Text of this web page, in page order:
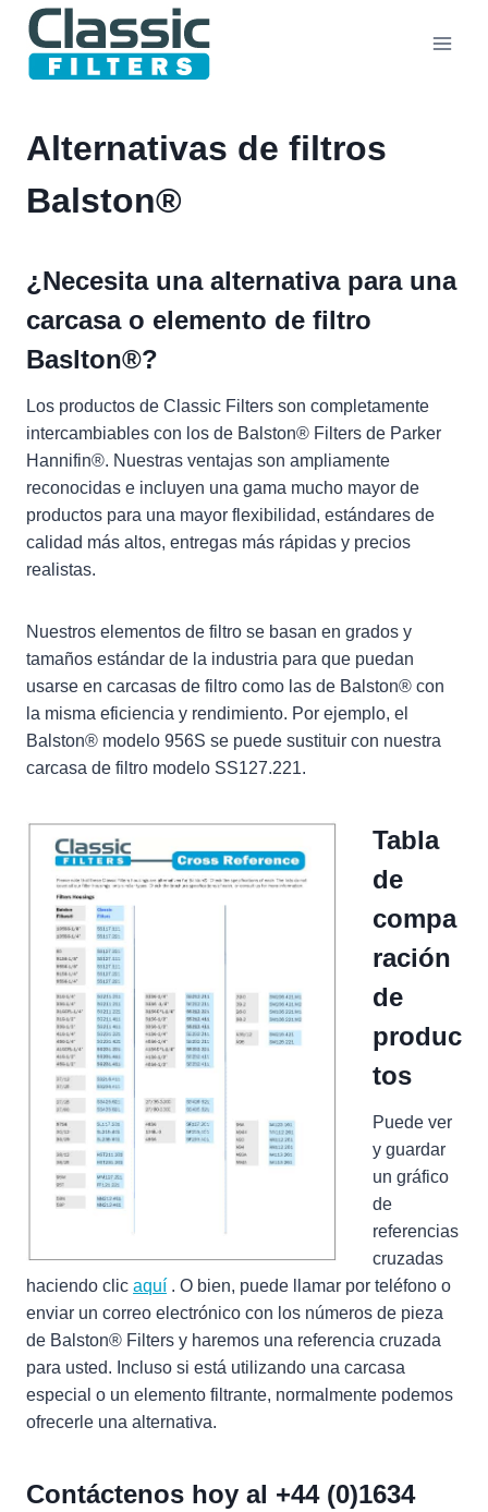
Saltar
contenido
Alternativas de filtros
Balston®
¿Necesita una alternativa para una
carcasa o elemento de filtro
Baslton®?
Los productos de Classic Filters son completamente
intercambiables con los de Balston® Filters de Parker
Hannifin®. Nuestras ventajas son ampliamente
reconocidas e incluyen una gama mucho mayor de
productos para una mayor flexibilidad, estándares de
calidad más altos, entregas más rápidas y precios
realistas.
Nuestros elementos de filtro se basan en grados y
tamaños estándar de la industria para que puedan
usarse en carcasas de filtro como las de Balston® con
la misma eficiencia y rendimiento. Por ejemplo, el
Balston® modelo 956S se puede sustituir con nuestra
carcasa de filtro modelo SS127.221.
Tabla
de
compa
ración
de
produc
tos
Puede ver
y guardar
un gráfico
de
referencias
cruzadas
haciendo clic aquí . O bien, puede llamar por teléfono o
enviar un correo electrónico con los números de pieza
de Balston® Filters y haremos una referencia cruzada
para usted. Incluso si está utilizando una carcasa
especial o un elemento filtrante, normalmente podemos
ofrecerle una alternativa.
Contáctenos hoy al +44 (0)1634